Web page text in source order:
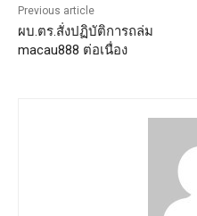
Previous article
ผบ.ตร.สั่งปฏิบัติการถล่ม
macau888 ต่อเนื่อง